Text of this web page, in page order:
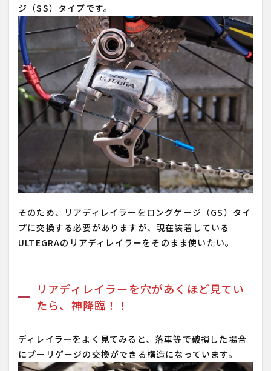
ジ（SS）タイプです。
そのため、リアディレイラーをロングゲージ（GS）タイ
プに交換する必要がありますが、現在装着している
ULTEGRAのリアディレイラーをそのまま使いたい。
リアディレイラーを穴があくほど見てい
たら、神降臨！！
ディレイラーをよく見てみると、落車等で破損した場合
にプーリゲージの交換ができる構造になっています。